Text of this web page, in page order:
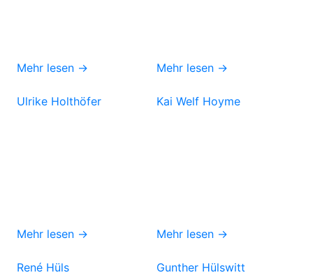
Mehr lesen → Mehr lesen →
Ulrike Holthöfer
Mehr lesen →
Kai Welf Hoyme
Mehr lesen →
René Hüls Gunther Hülswitt